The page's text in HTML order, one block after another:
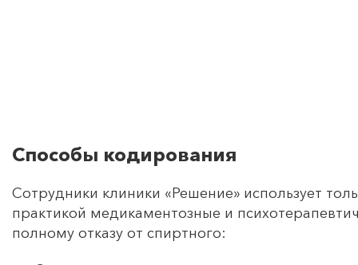
Способы кодирования
Сотрудники клиники «Решение» использует
практикой медикаментозные и
полному отказу от спиртного: